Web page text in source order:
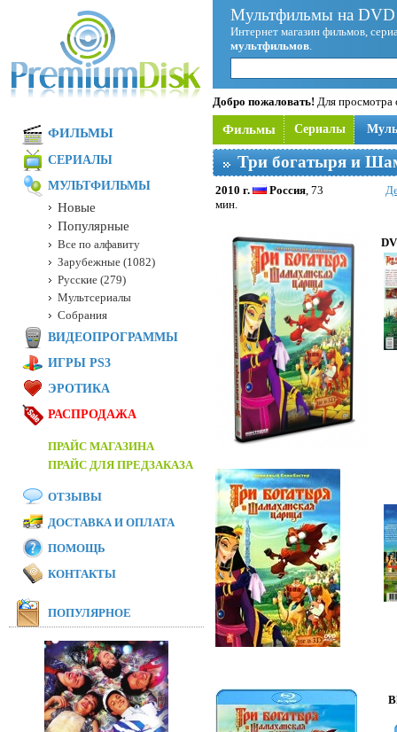
Мультфильмы на
Интернет магазин фильмов,
мультфильмов.
Добро пожаловать! Для просмотра
Фильмы Сериалы
Три богатыря и
2010 г. Россия, 73
мин.
ФИЛЬМЫ
СЕРИАЛЫ
МУЛЬТФИЛЬМЫ
Новые
Популярные
Все по алфавиту
Зарубежные (1082)
Русские (279)
Мультсериалы
Собрания
ВИДЕОПРОГРАММЫ
ИГРЫ PS3
ЭРОТИКА
РАСПРОДАЖА
ПРАЙС МАГАЗИНА
ПРАЙС ДЛЯ ПРЕДЗАКАЗА
ОТЗЫВЫ
ДОСТАВКА И ОПЛАТА
ПОМОЩЬ
КОНТАКТЫ
ПОПУЛЯРНОЕ